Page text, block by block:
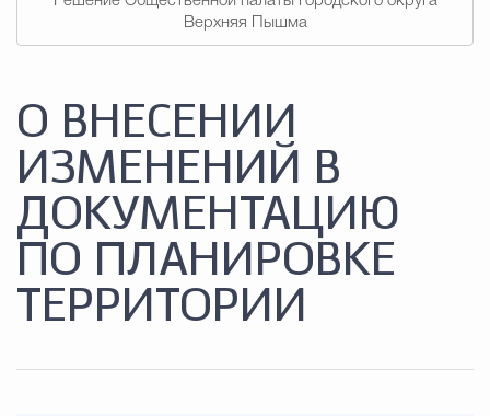
Верхняя Пышма
О ВНЕСЕНИИ
ИЗМЕНЕНИЙ В
ДОКУМЕНТАЦИЮ
ПО ПЛАНИРОВКЕ
ТЕРРИТОРИИ